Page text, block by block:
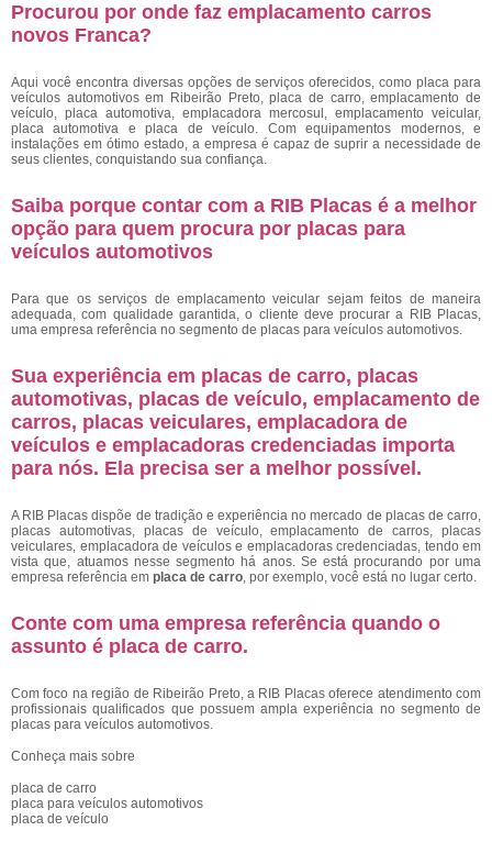
Procurou por onde faz emplacamento carros
novos Franca?
Aqui você encontra diversas opções de serviços oferecidos, como placa para
veículos automotivos em Ribeirão Preto, placa de carro, emplacamento de
veículo, placa automotiva, emplacadora mercosul, emplacamento veicular,
placa automotiva e placa de veículo. Com equipamentos modernos, e
instalações em ótimo estado, a empresa é capaz de suprir a necessidade de
seus clientes, conquistando sua confiança.
Saiba porque contar com a RIB Placas é a melhor
opção para quem procura por placas para
veículos automotivos
Para que os serviços de emplacamento veicular sejam feitos de maneira
adequada, com qualidade garantida, o cliente deve procurar a RIB Placas,
uma empresa referência no segmento de placas para veículos automotivos.
Sua experiência em placas de carro, placas
automotivas, placas de veículo, emplacamento de
carros, placas veiculares, emplacadora de
veículos e emplacadoras credenciadas importa
para nós. Ela precisa ser a melhor possível.
A RIB Placas dispõe de tradição e experiência no mercado de placas de carro,
placas automotivas, placas de veículo, emplacamento de carros, placas
veiculares, emplacadora de veículos e emplacadoras credenciadas, tendo em
vista que, atuamos nesse segmento há anos. Se está procurando por uma
empresa referência em placa de carro, por exemplo, você está no lugar certo.
Conte com uma empresa referência quando o
assunto é placa de carro.
Com foco na região de Ribeirão Preto, a RIB Placas oferece atendimento com
profissionais qualificados que possuem ampla experiência no segmento de
placas para veículos automotivos.
Conheça mais sobre
placa de carro
placa para veículos automotivos
placa de veículo